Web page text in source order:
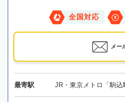
全国対応
メー
最寄駅 JR・東京メトロ「駒込